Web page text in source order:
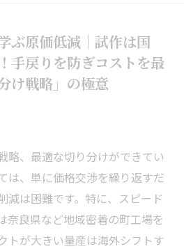
ぶ原価低減｜試作は国
手戻りを防ぎコストを最
け戦略」の極意
略、最適な切り分けができてい
は、単に価格交渉を繰り返すだ
減は困難です。特に、スピード
奈良県など地域密着の町工場を
トが大きい量産は海外シフトす